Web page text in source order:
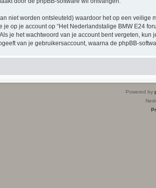
niet worden ontsleuteld) waardoor het op een
op je account op “Het Nederlandstalige BMW E24
je het wachtwoord van je account bent vergeten,
van je gebruikersaccount, waarna de phpBB-
Powered by